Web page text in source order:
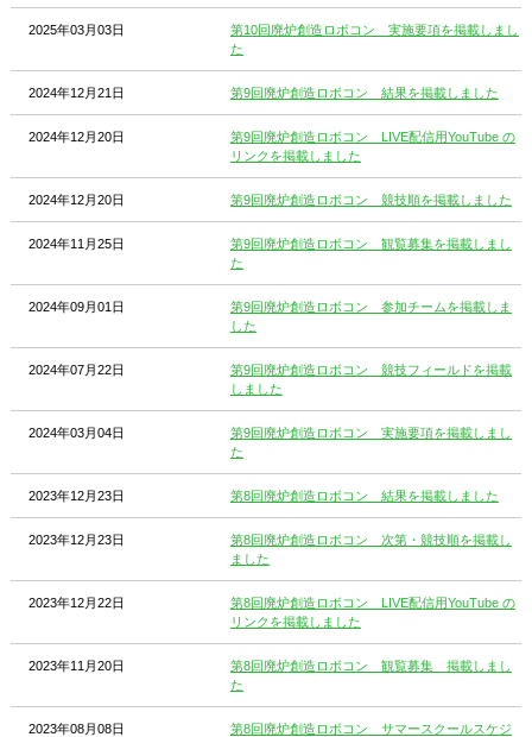
2025年03月03日
第10回廃炉創造ロボコン 実施要項を掲載しまし
た
2024年12月21日 第9回廃炉創造ロボコン 結果を掲載しました
2024年12月20日
第9回廃炉創造ロボコン LIVE配信用YouTube の
リンクを掲載しました
2024年12月20日 第9回廃炉創造ロボコン 競技順を掲載しました
2024年11月25日
第9回廃炉創造ロボコン 観覧募集を掲載しまし
た
2024年09月01日
第9回廃炉創造ロボコン 参加チームを掲載しま
した
2024年07月22日
第9回廃炉創造ロボコン 競技フィールドを掲載
しました
2024年03月04日
第9回廃炉創造ロボコン 実施要項を掲載しまし
た
2023年12月23日 第8回廃炉創造ロボコン 結果を掲載しました
2023年12月23日
第8回廃炉創造ロボコン 次第・競技順を掲載し
ました
2023年12月22日
第8回廃炉創造ロボコン LIVE配信用YouTube の
リンクを掲載しました
2023年11月20日
第8回廃炉創造ロボコン 観覧募集 掲載しまし
た
2023年08月08日
第8回廃炉創造ロボコン サマースクールスケジ